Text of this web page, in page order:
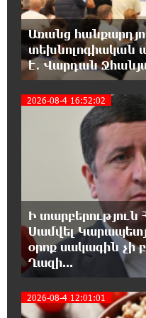
18:21:30 8-08-
Երևանում
ունեցող
փառատոն
18:02:58 8-08-2026
Դմիտրի
նկատմամբ կրկնում է
17:36:59 8-08-
պարունակում. Ավետիք
17:28:45 8-08-2026
WCC-ն
ստեղծված իրավիճակին
Առանց
տեխնոլոգիական
է․ Վարդան
2026-08-4 16:52:02
Ի տարբերություն
Սամվել
օրոք սակագին չի
Ղազի...
2026-08-4 12:01:01